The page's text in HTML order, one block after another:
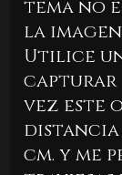
tema no
la
Utilice
capturar
vez este
distancia
cm. y me